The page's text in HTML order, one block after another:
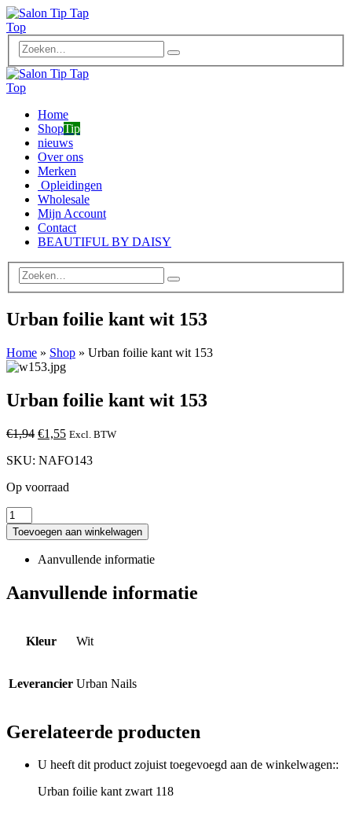
Home
ShopTip
nieuws
Over ons
Merken
Opleidingen
Wholesale
Mijn Account
Contact
BEAUTIFUL BY DAISY
Urban foilie kant wit 153
Home » Shop » Urban foilie kant wit 153
Urban foilie kant wit 153
€1,94 Oorspronkelijke
was:
€1,55Huidige
is:
Excl. BTW
SKU: NAFO143
Op voorraad
Toevoegen aan winkelwagen
Aanvullende informatie
Aanvullende informatie
Kleur Wit
Leverancier Urban Nails
Gerelateerde producten
U heeft dit product zojuist toegevoegd aan de winkelwagen::
Urban foilie kant zwart 118